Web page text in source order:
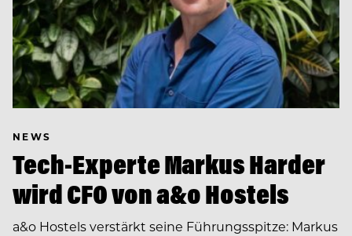
NEWS
Tech-Experte Markus Harder
wird CFO von a&o Hostels
a&o Hostels verstärkt seine Führungsspitze: Markus